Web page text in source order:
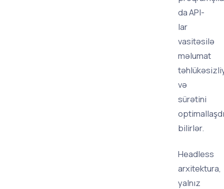
da API-
lar
vasitəsilə
məlumat
və
sürətini
bilirlər.
Headless
arxitektura,
yalnız